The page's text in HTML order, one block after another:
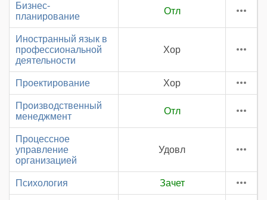
Бизнес-
планирование
Отл
Иностранный язык в
профессиональной
деятельности
Хор
Проектирование Хор
Производственный
менеджмент
Отл
Процессное
управление
организацией
Удовл
Психология Зачет